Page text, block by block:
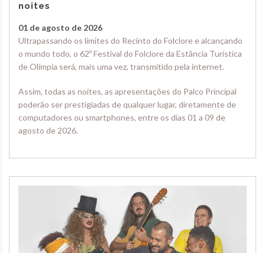
noites
01 de agosto de 2026
Ultrapassando os limites do Recinto do Folclore e alcançando
o mundo todo, o 62º Festival do Folclore da Estância Turística
de Olímpia será, mais uma vez, transmitido pela internet.
Assim, todas as noites, as apresentações do Palco Principal
poderão ser prestigiadas de qualquer lugar, diretamente de
computadores ou smartphones, entre os dias 01 a 09 de
agosto de 2026.